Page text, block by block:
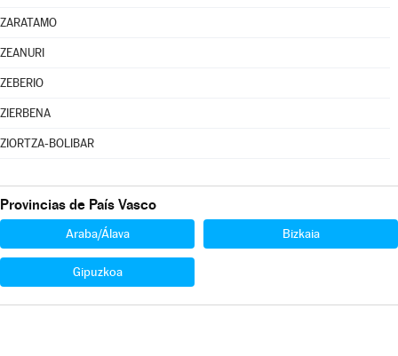
ZARATAMO
ZEANURI
ZEBERIO
ZIERBENA
ZIORTZA-BOLIBAR
Provincias de País Vasco
Araba/Álava Bizkaia
Gipuzkoa